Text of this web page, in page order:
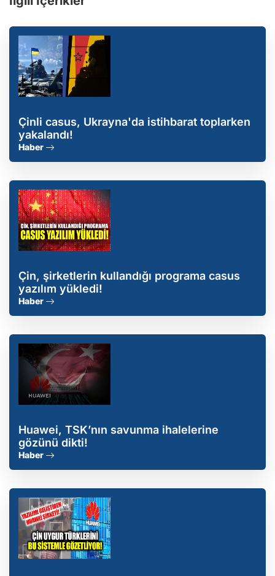
Çinli casus, Ukrayna'da istihbarat toplarken
yakalandı!
Haber
Çin, şirketlerin kullandığı programa casus
yazılım yükledi!
Haber
Huawei, TSK’nın savunma ihalelerine
gözünü dikti!
Haber